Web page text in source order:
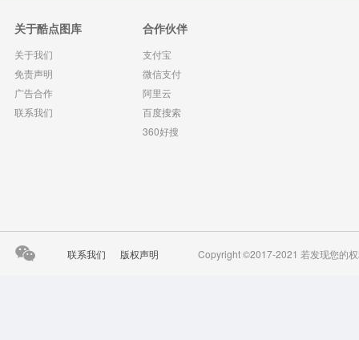
关于酷点图库
关于我们
免责声明
广告合作
联系我们
合作伙伴
支付宝
微信支付
阿里云
百度搜索
360好搜
联系我们 版权声明 Copyright ©2017-2021 若发现您的